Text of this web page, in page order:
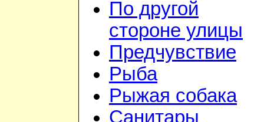
По другой
стороне улицы
Предчувствие
Рыба
Рыжая собака
Санитары